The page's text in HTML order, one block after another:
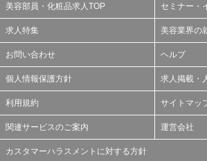
美容部員・化粧品求人TOP セミナー・
求人特集 美容業界の
お問い合わせ ヘルプ
個人情報保護方針 求人掲載・
利用規約 サイトマッ
関連サービスのご案内 運営会社
カスタマーハラスメントに対する方針